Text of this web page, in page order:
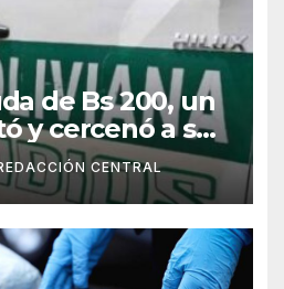
de Bs 200, un
y cercenó a su
Sur de La
CENTRAL